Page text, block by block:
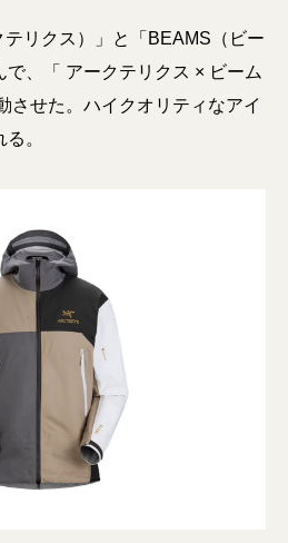
テリクス）」と「BEAMS（ビー
で、「 アークテリクス × ビーム
させた。ハイクオリティなアイ
。